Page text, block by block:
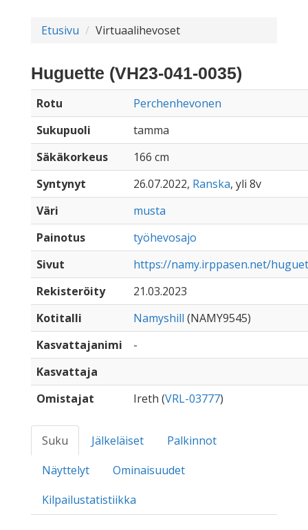
Etusivu Virtuaalihevoset
Huguette (VH23-041-0035)
Rotu
Perchenhevonen
Sukupuoli
tamma
Säkäkorkeus
166 cm
Syntynyt
26.07.2022, Ranska, yli 8v
Väri
musta
Painotus
työhevosajo
Sivut
https://namy.irppasen.net/
Rekisteröity
21.03.2023
Kotitalli
Namyshill (NAMY9545)
Kasvattajanimi
-
Kasvattaja
Omistajat
Ireth (VRL-03777)
Suku Jälkeläiset
Palkinnot
Näyttelyt
Ominaisuudet
Kilpailustatistiikka